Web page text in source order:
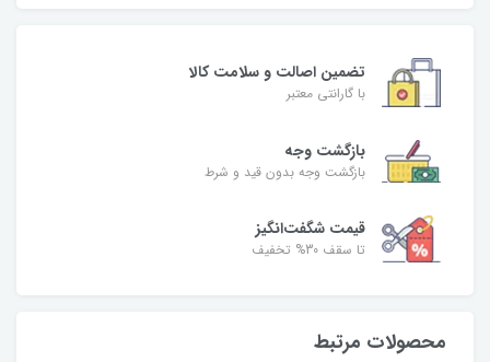
تضمین اصالت و سلامت کالا
با گارانتی معتبر
بازگشت وجه
بازگشت وجه بدون قید و شرط
قیمت شگفت‌انگیز
تا سقف 30% تخفیف
محصولات مرتبط